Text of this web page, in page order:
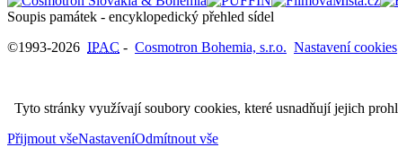
Soupis památek - encyklopedický přehled sídel
©1993-2026 IPAC - Cosmotron Bohemia, s.r.o. Nastavení cookies
Tyto stránky využívají soubory cookies, které usnadňují jejich
Přijmout všeNastaveníOdmítnout vše